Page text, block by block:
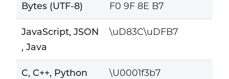
Bytes (UTF-8) F0 9F 8E B7
JavaScript, JSON
, Java
\uD83C\uDFB7
C, C++, Python \U0001f3b7